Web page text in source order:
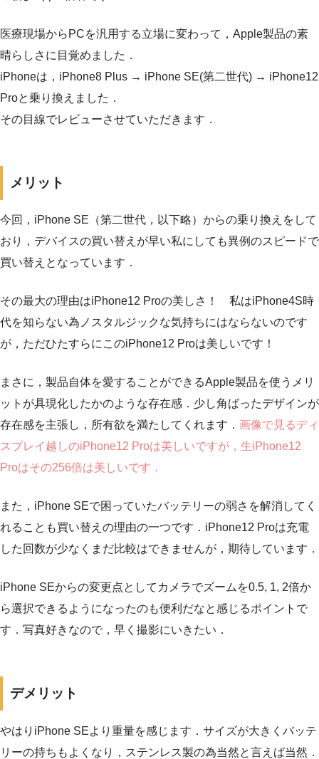
医療現場からPCを汎用する立場に変わって，Apple製品の素
晴らしさに目覚めました．
iPhoneは，iPhone8 Plus → iPhone SE(第二世代) → iPhone12
Proと乗り換えました．
その目線でレビューさせていただきます．
メリット
今回，iPhone SE（第二世代，以下略）からの乗り換えをして
おり，デバイスの買い替えが早い私にしても異例のスピードで
買い替えとなっています．
その最大の理由はiPhone12 Proの美しさ！ 私はiPhone4S時
代を知らない為ノスタルジックな気持ちにはならないのです
が，ただひたすらにこのiPhone12 Proは美しいです！
まさに，製品自体を愛することができるApple製品を使うメリ
ットが具現化したかのような存在感．少し角ばったデザインが
存在感を主張し，所有欲を満たしてくれます． 画像で見るディ
スプレイ越しのiPhone12 Proは美しいですが，生iPhone12
Proはその256倍は美しいです．
また，iPhone SEで困っていたバッテリーの弱さを解消してく
れることも買い替えの理由の一つです．iPhone12 Proは充電
した回数が少なくまだ比較はできませんが，期待しています．
iPhone SEからの変更点としてカメラでズームを0.5, 1, 2倍か
ら選択できるようになったのも便利だなと感じるポイントで
す．写真好きなので，早く撮影にいきたい．
デメリット
やはりiPhone SEより重量を感じます．サイズが大きくバッテ
リーの持ちもよくなり，ステンレス製の為当然と言えば当然．